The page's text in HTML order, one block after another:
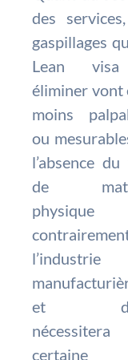
des
gaspillages
Lean
éliminer vont
moins
ou
l’absence
de
physique
l’industrie
et
nécessitera
certaine